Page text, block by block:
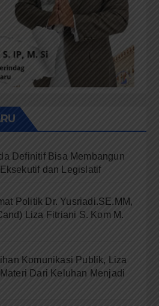
Definitif Bisa Membangun
dan Legislatif
Politik Dr. Yusriadi.SE.MM,
Liza Fitriani S. Kom M.
Komunikasi Publik, Liza
Dari Keluhan Menjadi